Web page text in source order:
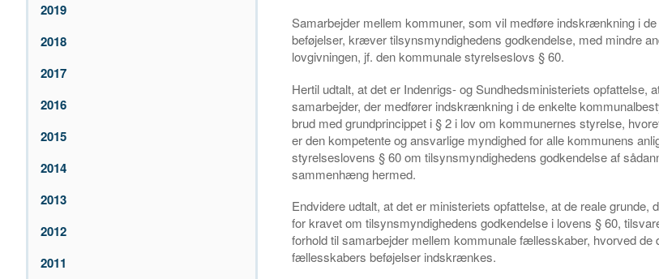
2019
2018
2017
2016
2015
2014
2013
2012
2011
Samarbejder mellem kommuner, som vil medføre indskrænkning i
beføjelser, kræver tilsynsmyndighedens godkendelse, med mindre
lovgivningen, jf. den kommunale styrelseslovs § 60.
Hertil udtalt, at det er Indenrigs- og Sundhedsministeriets opfattelse,
samarbejder, der medfører indskrænkning i de enkelte
brud med grundprincippet i § 2 i lov om kommunernes styrelse,
er den kompetente og ansvarlige myndighed for alle kommunens
styrelseslovens § 60 om tilsynsmyndighedens godkendelse af
sammenhæng hermed.
Endvidere udtalt, at det er ministeriets opfattelse, at de reale grunde,
for kravet om tilsynsmyndighedens godkendelse i lovens § 60,
forhold til samarbejder mellem kommunale fællesskaber, hvorved de
fællesskabers beføjelser indskrænkes.